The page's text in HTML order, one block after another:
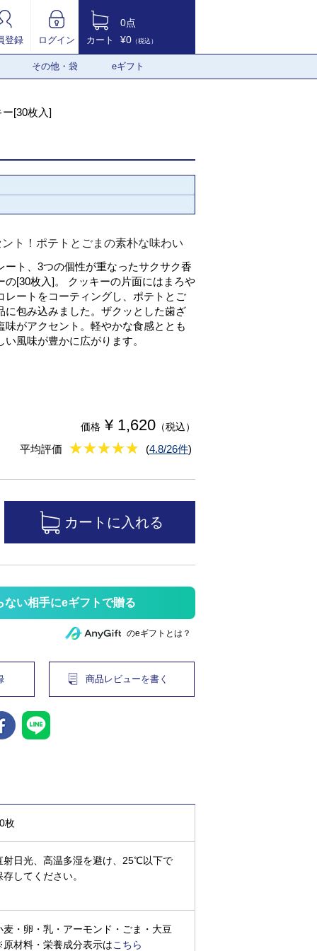
登録 ログイン カート
0点
¥0 （税込）
その他・袋 eギフト
[30枚入]
ト！ポテトとごまの素朴な味わい
ート、3つの個性が重なったサクサク香
の[30枚入]。 クッキーの片面にはまろや
レートをコーティングし、ポテトとご
に包み込みました。ザクッとした歯ざ
味がアクセント。軽やかな食感ととも
風味が豊かに広がります。
価格 ¥ 1,620 （税込）
平均評価 ★★★★★
★★★★★ (4.8/26件)
ない相手にeギフトで贈る
のeギフトとは？
商品レビューを書く
枚
射日光、高温多湿を避け、25℃以下で
存してください。
麦・卵・乳・アーモンド・ごま・大豆
材料・栄養成分表示はこちら